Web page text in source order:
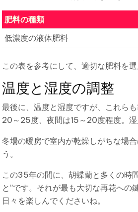
肥料の種類
低濃度の液体肥料
この表を参考にして、適切な肥料を選
温度と湿度の調整
最後に、温度と湿度ですが、これら
20～25度、夜間は15～20度程度。
冬場の暖房で室内が乾燥しがちな場
う。
この35年の間に、胡蝶蘭と多くの時
と”です。それが最も大切な再花へ
日々を楽しんでくださいね。